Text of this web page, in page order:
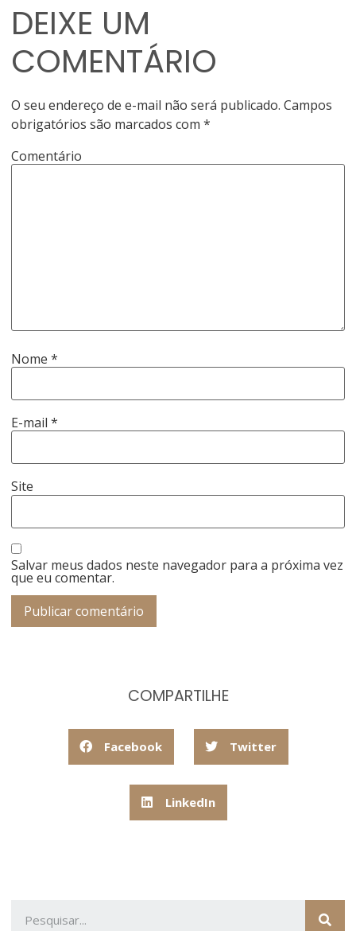
DEIXE UM
COMENTÁRIO
O seu endereço de e-mail não será publicado. Campos
obrigatórios são marcados com*
Comentário
Nome*
E-mail*
Site
Salvar meus dados neste navegador para a próxima vez
que eu comentar.
COMPARTILHE
Facebook Twitter
LinkedIn